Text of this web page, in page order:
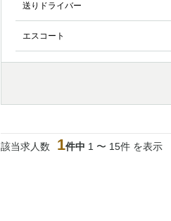
送りドライバー
エスコート
該当求人数 1件中 1 〜 15件 を表示
大宮
春日部
川口
佐倉
柏（西口）
浦安